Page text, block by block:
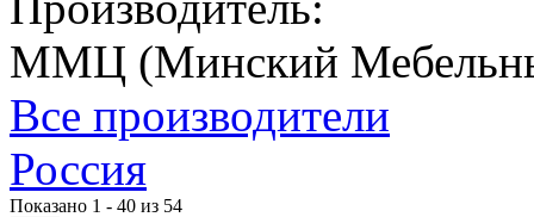
ММЦ (Минский
Все производители
Россия
Показано 1 - 40 из 54